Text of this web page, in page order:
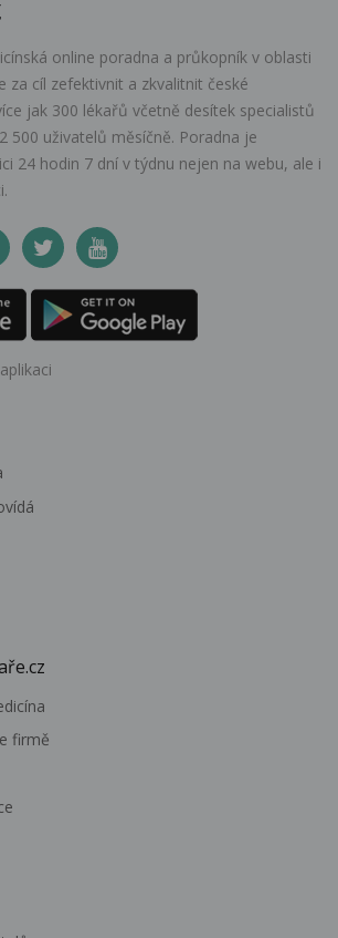
online poradna a průkopník v oblasti
za cíl zefektivnit a zkvalitnit české
jak 300 lékařů včetně desítek specialistů
500 uživatelů měsíčně. Poradna je
24 hodin 7 dní v týdnu nejen na webu, ale i
firmě